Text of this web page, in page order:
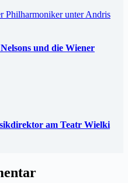
und die Wiener
am Teatr Wielki